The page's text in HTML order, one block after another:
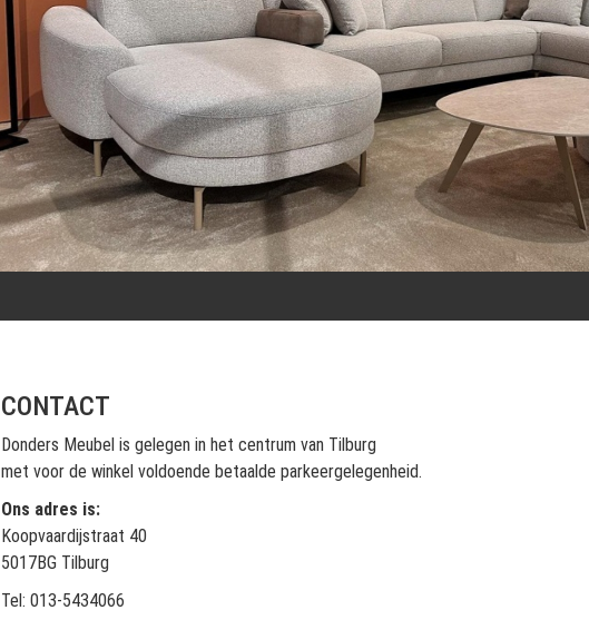
CONTACT
Donders Meubel is gelegen in het centrum van Tilburg
met voor de winkel voldoende betaalde parkeergelegenheid.
Ons adres is:
Koopvaardijstraat 40
5017BG Tilburg
Tel: 013-5434066